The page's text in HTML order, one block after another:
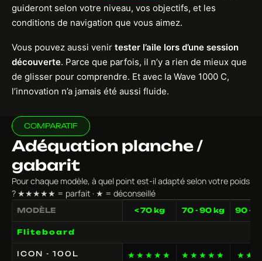
guideront selon votre niveau, vos objectifs, et les
conditions de navigation que vous aimez.
Vous pouvez aussi venir tester l’aile lors d’une session
découverte. Parce que parfois, il n’y a rien de mieux que
de glisser pour comprendre. Et avec la Wave 1000 C,
l’innovation n’a jamais été aussi fluide.
COMPARATIF
Adéquation planche /
gabarit
Pour chaque modèle, à quel point est-il adapté selon votre poids
? ★★★★★ = parfait · ★ = déconseillé
MODÈLE < 70 kg 70 - 90 kg 90 -
Fliteboard
ICON - 100L ★★★★★ ★★★★★